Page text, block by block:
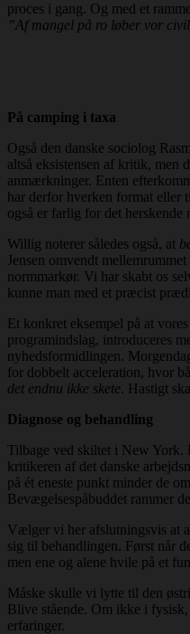
proces i gang. Og med et
”Af mangel på ro løber vor
På camping i taxa
Også den danske sociolog
altså eksistensen af kritik, men
anmærkninger. Enten
har derfor hverken format eller
også er farlig for det
Willig noterer således også, at
Jensen omvendt
normmarkør. Vi har skabt os
kunne man med et præcist
Et konkret eksempel på at
programindslag, introduceres
nyhedsformidlingen.
for dobbelt acceleration, hvor
det endnu ikke skete. Hastigt
Diagnose og behandling
Tilbage ved skiltet i New York.
kritikeren af det danske
på ét eneste punkt minder de
Bevægelsespåbuddet rammer
Vælger vi her afslutningsvis at
sig til behandlingen. Først når
men ene og alene hvile på et
Måske skulle vi lytte til den
Blive stående. Om ikke i
erfaringer.